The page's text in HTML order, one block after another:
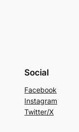
Social
Facebook
Instagram
Twitter/X